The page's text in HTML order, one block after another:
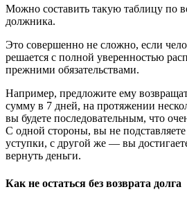
Можно составить такую таблицу по
должника.
Это совершенно не сложно, если
решается с полной уверенностью
прежними обязательствами.
Например, предложите ему
сумму в 7 дней, на протяжении
вы будете последовательным, что
С одной стороны, вы не
уступки, с другой же — вы
вернуть деньги.
Как не остаться без возврата долга